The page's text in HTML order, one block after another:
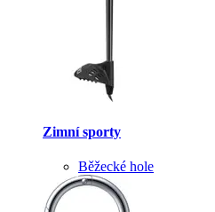
Zimní sporty
Běžecké hole